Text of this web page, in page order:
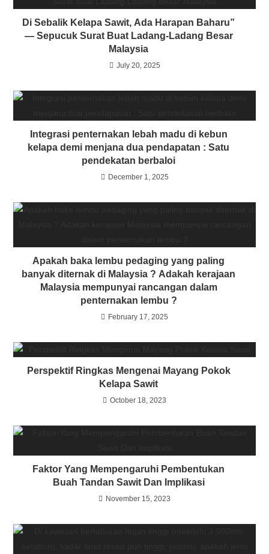
Di Sebalik Kelapa Sawit, Ada Harapan Baharu”
— Sepucuk Surat Buat Ladang-Ladang Besar
Malaysia
July 20, 2025
Integrasi penternakan lebah madu di kebun
kelapa demi menjana dua pendapatan : Satu
pendekatan berbaloi
December 1, 2025
Apakah baka lembu pedaging yang paling
banyak diternak di Malaysia ? Adakah kerajaan
Malaysia mempunyai rancangan dalam
penternakan lembu ?
February 17, 2025
Perspektif Ringkas Mengenai Mayang Pokok
Kelapa Sawit
October 18, 2023
Faktor Yang Mempengaruhi Pembentukan
Buah Tandan Sawit Dan Implikasi
November 15, 2023